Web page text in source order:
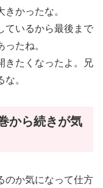
かったな。
ているから最後まで
たね。
きたくなったよ。兄
。
から続きが気
のか気になって仕方